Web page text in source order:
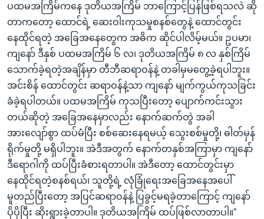
ပထမအကြိမ်ကနေ ဒုတိယအကြိမ် ဘာကြောင့်ပြန်ဖြစ်ရသလဲ ဆို
တာကတော့ ထောင်ရဲ့ ဆေးဝါးကုသမှုစနစ်တွေနဲ့ ထောင်တွင်း
နေထိုင်ရတဲ့ အခြေအနေတွေက အဓိက ဆိုင်ပါလိမ့်မယ်။ ဥပမာ၊
ကျနော် ဒီနှစ် ပထမအကြိမ် ၆ လ၊ ဒုတိယအကြိမ် ၈ လ နှစ်ကြိမ်
သောက်ခဲ့ရတဲ့အချိန်မှာ တီဘီဆရာဝန်နဲ့ တခါမှမတွေ့ခဲ့ရပါဘူး။
အင်းစိန် ထောင်တွင်း ဆရာဝန်နဲ့သာ ကျနော် မျက်ကွယ်ကုသခြင်း
ခံခဲ့ရပါတယ်။ ပထမအကြိမ် ကုသပြီးတော့ ပျောက်ကင်းသွား
တယ်ဆိုတဲ့ အခြေအနေမှာလည်း နောက်ဆက်တွဲ အခါ
အားလျော်စွာ ထပ်မံပြီး စစ်ဆေးနေရမယ့် သွေးစစ်မှုတို့၊ ဓါတ်မှန်
ရိုက်မှုတို့ မရှိပါဘူး။ အဲဒီအတွက် နောက်တနှစ်အကြာမှာ ကျနော်
ဒီရောဂါကို ထပ်ပြီးခံစားရတာပါ။ အဲဒီတော့ ထောင်တွင်းမှာ
နေထိုင်ရတဲ့စနစ်ရယ်၊ သူတို့ရဲ့ လုံခြုံရေးအခြေအနေအပေါ်
မူတည်ပြီးတော့ အပြင်ဆရာဝန်နဲ့ ပြခွင့်မရခဲ့တာကြောင့် ကျနော်
ပိုပိုပြီး ဆိုးရွားခဲ့တာပါ။ ဒုတိယအကြိမ် ထပ်ဖြစ်လာတာပါ။”